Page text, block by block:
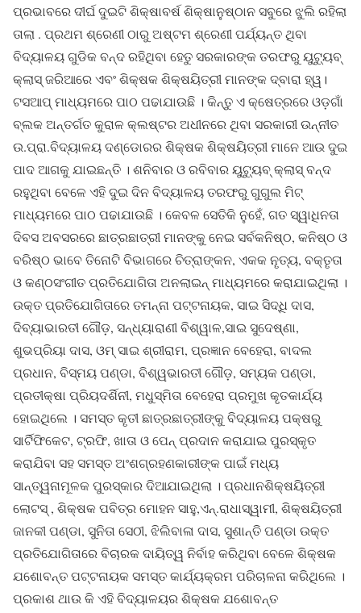
ପ୍ରଭାବରେ ଦୀର୍ଘ ଦୁଇଟି ଶିକ୍ଷାବର୍ଷ ଶିକ୍ଷାନୁଷ୍ଠାନ ସବୁରେ ଝୁଲି ରହିଲା
ତାଲା . ପ୍ରଥମ ଶ୍ରେଣୀ ଠାରୁ ଅଷ୍ଟମ ଶ୍ରେଣୀ ପର୍ଯ୍ୟନ୍ତ ଥିବା
ବିଦ୍ୟାଳୟ ଗୁଡିକ ବନ୍ଦ ରହିଥିବା ହେତୁ ସରକାରଙ୍କ ତରଫରୁ ୟୁଟ୍ୟୁବ୍
କ୍ଲାସ୍ ଜରିଆରେ ଏବଂ ଶିକ୍ଷକ ଶିକ୍ଷୟିତ୍ରୀ ମାନଙ୍କ ଦ୍ବାରା ହ୍ୱ।
ଟସଆପ୍ ମାଧ୍ୟମରେ ପାଠ ପଢାଯାଉଛି । କିନ୍ତୁ ଏ କ୍ଷେତ୍ରରେ ଓଡ଼ଗାଁ
ବ୍ଲକ ଅନ୍ତର୍ଗତ କୁରାଳ କ୍ଲଷ୍ଟର ଅଧୀନରେ ଥିବା ସରକାରୀ ଉନ୍ନୀତ
ଉ.ପ୍ରା.ବିଦ୍ୟାଳୟ ଦଣ୍ଡୋରର ଶିକ୍ଷକ ଶିକ୍ଷୟିତ୍ରୀ ମାନେ ଆଉ ଦୁଇ
ପାଦ ଆଗକୁ ଯାଇଛନ୍ତି । ଶନିବାର ଓ ରବିବାର ୟୁଟ୍ୟୁବ୍ କ୍ଲାସ୍ ବନ୍ଦ
ରହୁଥିବା ବେଳେ ଏହି ଦୁଇ ଦିନ ବିଦ୍ୟାଳୟ ତରଫରୁ ଗୁଗୁଲ ମିଟ୍
ମାଧ୍ୟମରେ ପାଠ ପଢାଯାଉଛି । କେବଳ ସେତିକି ନୁହେଁ, ଗତ ସ୍ୱାଧିନତା
ଦିବସ ଅବସରରେ ଛାତ୍ରଛାତ୍ରୀ ମାନଙ୍କୁ ନେଇ ସର୍ବକନିଷ୍ଠ, କନିଷ୍ଠ ଓ
ବରିଷ୍ଠ ଭାବେ ତିନୋଟି ବିଭାଗରେ ଚିତ୍ରାଙ୍କନ, ଏକକ ନୄତ୍ୟ, ବକ୍ତୄତା
ଓ କଣ୍ଠସଂଗୀତ ପ୍ରତିଯୋଗିତା ଅନଲାଇନ୍ ମାଧ୍ୟମରେ କରାଯାଇଥିଲା ।
ଉକ୍ତ ପ୍ରତିଯୋଗିତାରେ ତମନ୍ନା ପଟ୍ଟନାୟକ, ସାଇ ସିଦ୍ଧି ଦାସ,
ଦିବ୍ୟାଭାରତୀ ଗୌଡ଼, ସନ୍ଧ୍ୟାରାଣୀ ବିଶ୍ୱାଳ,ସାଇ ସୁଦେଷ୍ଣା,
ଶୁଭପ୍ରିୟା ଦାସ, ଓମ୍ ସାଇ ଶ୍ରୀରାମ, ପ୍ରଜ୍ଞାନ ବେହେରା, ବାଦଲ
ପ୍ରଧାନ, ବିସ୍ମୟ ପଣ୍ଡା, ବିଶ୍ୱଭାରତୀ ଗୌଡ଼, ସମ୍ୟକ ପଣ୍ଡା,
ପ୍ରତୀକ୍ଷା ପ୍ରିୟଦର୍ଶିନୀ, ମଧୁସ୍ମିତା ବେହେରା ପ୍ରମୁଖ କୄତକାର୍ଯ୍ୟ
ହୋଇଥିଲେ । ସମସ୍ତ କୄତୀ ଛାତ୍ରଛାତ୍ରୀଙ୍କୁ ବିଦ୍ୟାଳୟ ପକ୍ଷରୁ
ସାର୍ଟିଫିକେଟ, ଟ୍ରଫି, ଖାତା ଓ ପେନ୍ ପ୍ରଦାନ କରାଯାଇ ପୁରସ୍କୃତ
କରାଯିବା ସହ ସମସ୍ତ ଅଂଶଗ୍ରହଣକାରୀଙ୍କ ପାଇଁ ମଧ୍ୟ
ସାନ୍ତ୍ୱନାମୂଳକ ପୁରସ୍କାର ଦିଆଯାଇଥିଲା । ପ୍ରଧାନଶିକ୍ଷୟିତ୍ରୀ
ଲୋଟସ୍ , ଶିକ୍ଷକ ପବିତ୍ର ମୋହନ ସାହୁ,ଏନ୍.ରାଧାସ୍ୱାମୀ, ଶିକ୍ଷୟିତ୍ରୀ
ଜାନକୀ ପଣ୍ଡା, ସୁନିତା ସେଠୀ, ଝିଲିବାଳା ଦାସ, ସୁଶାନ୍ତି ପଣ୍ଡା ଉକ୍ତ
ପ୍ରତିଯୋଗିତାରେ ବିଚାରକ ଦାୟିତ୍ୱ ନିର୍ବାହ କରିଥିବା ବେଳେ ଶିକ୍ଷକ
ଯଶୋବନ୍ତ ପଟ୍ଟନାୟକ ସମସ୍ତ କାର୍ଯ୍ୟକ୍ରମ ପରିଚାଳନା କରିଥିଲେ ।
ପ୍ରକାଶ ଥାଉ କି ଏହି ବିଦ୍ୟାଳୟର ଶିକ୍ଷକ ଯଶୋବନ୍ତ